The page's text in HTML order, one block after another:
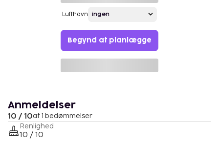
Lufthavn
Begynd at planlægge
Anmeldelser
10 / 10af 1 bedømmelser
Renlighed
10 / 10